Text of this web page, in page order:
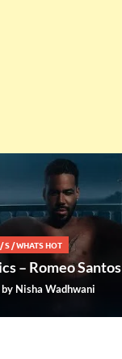
/S /WHATS HOT
– Romeo Santos
by Nisha Wadhwani